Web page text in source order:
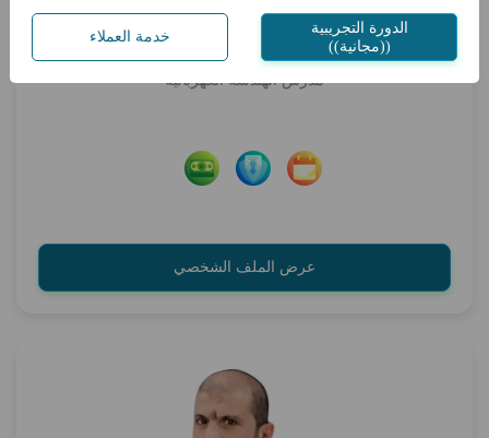
م. محمد الشربيني
مدرس الهندسة الكهربائية
عرض الملف الشخصي
الدورة التجريبية
((مجانية))
خدمة العملاء